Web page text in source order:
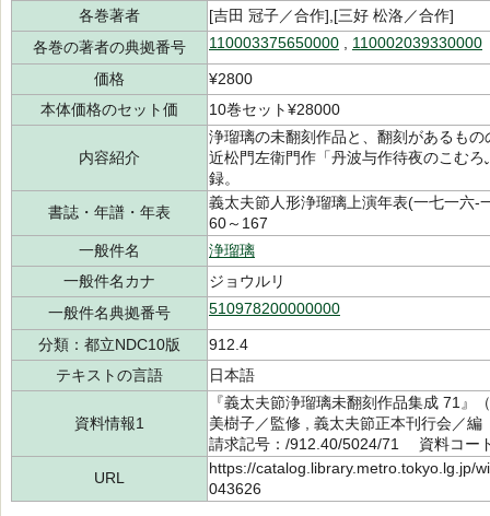
各巻著者
[吉田 冠子／合作],[三好 松洛／合作]
各巻の著者の典拠番号
110003375650000 110002039330000
価格
¥2800
本体価格のセット価
10巻セット¥28000
内容紹介
浄瑠璃の未翻刻作品と、翻刻があるも
近松門左衛門作「丹波与作待夜のこむ
録。
書誌・年譜・年表
義太夫節人形浄瑠璃上演年表(一七一六-
60～167
一般件名
浄瑠璃
一般件名カナ
ジョウルリ
一般件名典拠番号
510978200000000
分類：都立NDC10版
912.4
テキストの言語
日本語
資料情報1
『義太夫節浄瑠璃未翻刻作品集成 71
美樹子／監修 , 義太夫節正本刊行会
請求記号：/912.40/5024/71 資料コー
URL
https://catalog.library.metro.tokyo.lg.jp/
043626